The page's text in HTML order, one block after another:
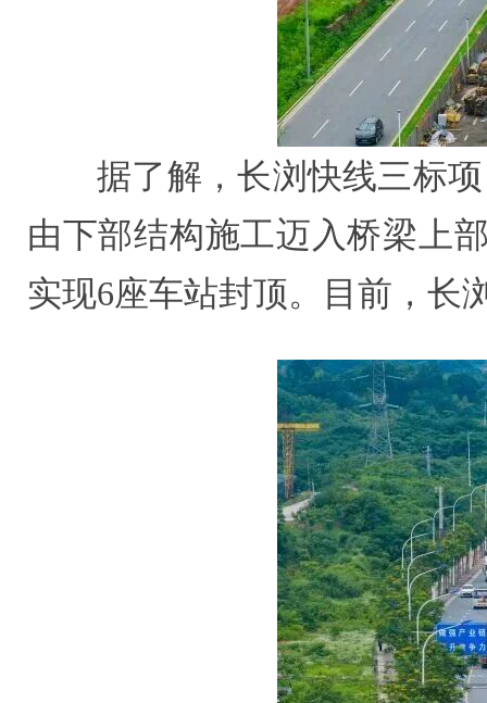
据了解，长浏快线三标
由下部结构施工迈入桥梁上
实现6座车站封顶。
目前，长